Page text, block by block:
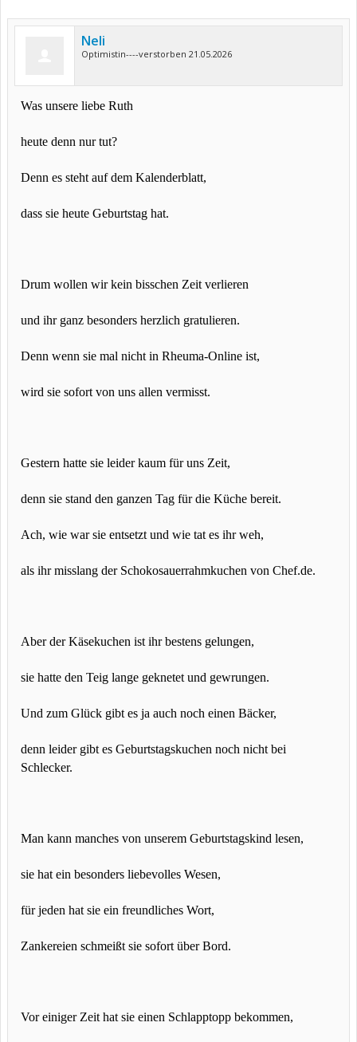
Neli
Optimistin----verstorben 21.05.2026
Was unsere liebe Ruth
heute denn nur tut?
Denn es steht auf dem Kalenderblatt,
dass sie heute Geburtstag hat.
Drum wollen wir kein bisschen Zeit verlieren
und ihr ganz besonders herzlich gratulieren.
Denn wenn sie mal nicht in Rheuma-Online ist,
wird sie sofort von uns allen vermisst.
Gestern hatte sie leider kaum für uns Zeit,
denn sie stand den ganzen Tag für die Küche bereit.
Ach, wie war sie entsetzt und wie tat es ihr weh,
als ihr misslang der Schokosauerrahmkuchen von Chef.de.
Aber der Käsekuchen ist ihr bestens gelungen,
sie hatte den Teig lange geknetet und gewrungen.
Und zum Glück gibt es ja auch noch einen Bäcker,
denn leider gibt es Geburtstagskuchen noch nicht bei
Schlecker.
Man kann manches von unserem Geburtstagskind lesen,
sie hat ein besonders liebevolles Wesen,
für jeden hat sie ein freundliches Wort,
Zankereien schmeißt sie sofort über Bord.
Vor einiger Zeit hat sie einen Schlapptopp bekommen,